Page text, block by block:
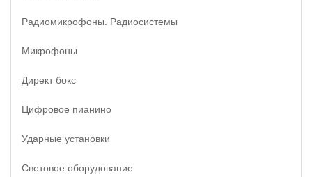
Радиомикрофоны. Радиосистемы
Микрофоны
Директ бокс
Цифровое пианино
Ударные установки
Световое оборудование